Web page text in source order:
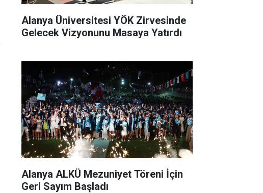
Alanya Üniversitesi YÖK Zirvesinde
Gelecek Vizyonunu Masaya Yatırdı
Alanya ALKÜ Mezuniyet Töreni İçin
Geri Sayım Başladı